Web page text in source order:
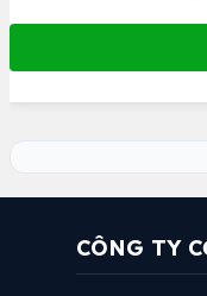
CÔNG TY